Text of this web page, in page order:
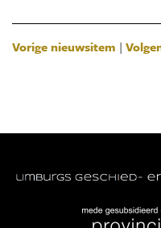
Vorige nieuwsitem |